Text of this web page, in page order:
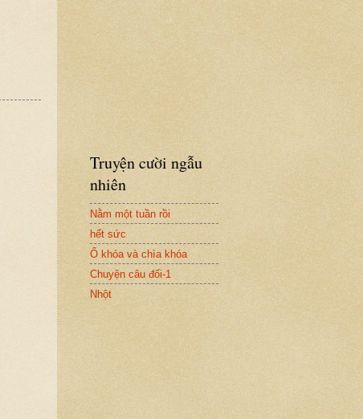
Truyện cười ngẫu
nhiên
Nằm một tuần rồi
hết sức
Ổ khóa và chìa khóa
Chuyện câu đối-1
Nhột